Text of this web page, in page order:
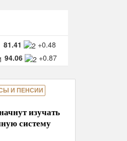
81.41
+0.48
94.06
+0.87
И ПЕНСИИ
изучать
систему